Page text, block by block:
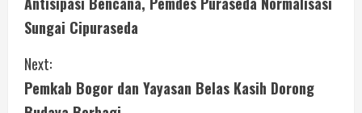
o
n
t
Sungai Cipuraseda
Next:
Pemkab Bogor dan Yayasan Belas Kasih Dorong